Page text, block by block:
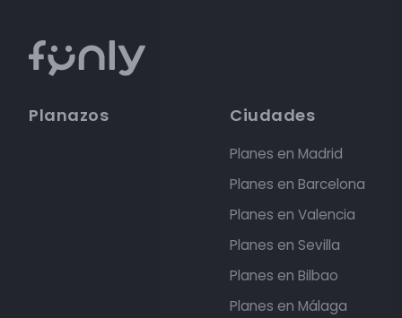
Planazos Ciudades
Planes en Madrid
Planes en Barcelona
Planes en Valencia
Planes en Sevilla
Planes en Bilbao
Planes en Málaga